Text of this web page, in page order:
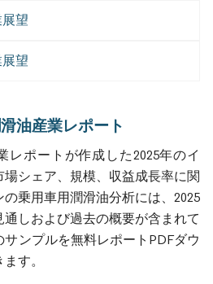
望
望
油産業レポート
レポートが作成した2025年のイ
シェア、規模、収益成長率に関
乗用車用潤滑油分析には、2025
しおよび過去の概要が含まれて
ンプルを無料レポートPDFダウ
す。